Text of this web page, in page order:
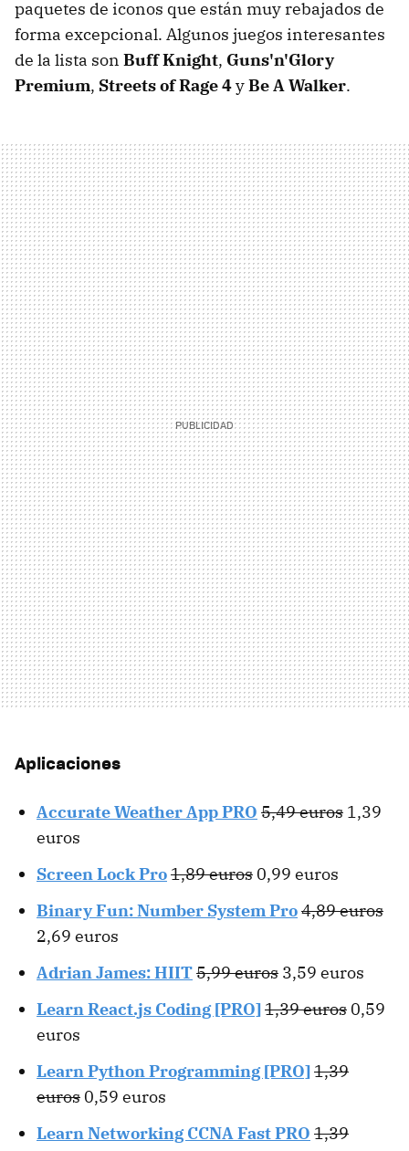
paquetes de iconos que están muy rebajados de
forma excepcional. Algunos juegos interesantes
de la lista son Buff Knight, Guns'n'Glory
Premium, Streets of Rage 4yBe A Walker.
Aplicaciones
Accurate Weather App PRO 5,49 euros 1,39
euros
Screen Lock Pro1,89 euros 0,99 euros
Binary Fun: Number System Pro4,89 euros
2,69 euros
Adrian James: HIIT5,99 euros 3,59 euros
Learn React.js Coding [PRO]1,39 euros 0,59
euros
Learn Python Programming [PRO]1,39
euros 0,59 euros
Learn Networking CCNA Fast PRO 1,39